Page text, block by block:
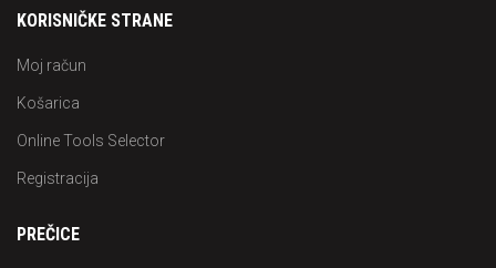
KORISNIČKE STRANE
Moj račun
Košarica
Online Tools Selector
Registracija
PREČICE